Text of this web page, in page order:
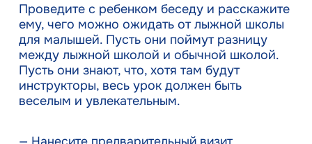
Проведите с ребенком беседу и расскажите
ему, чего можно ожидать от лыжной школы
для малышей. Пусть они поймут разницу
между лыжной школой и обычной школой.
Пусть они знают, что, хотя там будут
инструкторы, весь урок должен быть
веселым и увлекательным.